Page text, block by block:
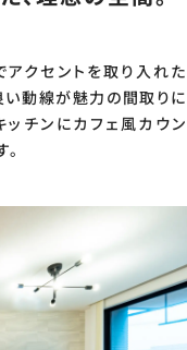
クセントを取り入れた
い動線が魅力の間取りに
チンにカフェ風カウン